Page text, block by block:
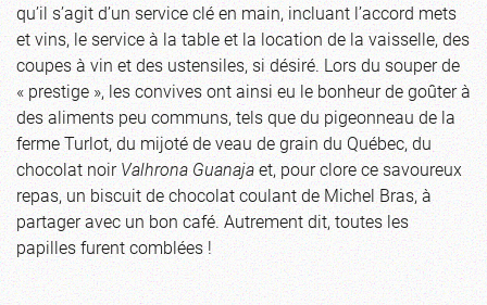
qu’il s’agit d’un service clé en main, incluant l’accord mets
et vins, le service à la table et la location de la vaisselle, des
coupes à vin et des ustensiles, si désiré. Lors du souper de
« prestige », les convives ont ainsi eu le bonheur de goûter à
des aliments peu communs, tels que du pigeonneau de la
ferme Turlot, du mijoté de veau de grain du Québec, du
chocolat noirValhrona Guanajaet, pour clore ce savoureux
repas, un biscuit de chocolat coulant de Michel Bras, à
partager avec un bon café. Autrement dit, toutes les
papilles furent comblées !